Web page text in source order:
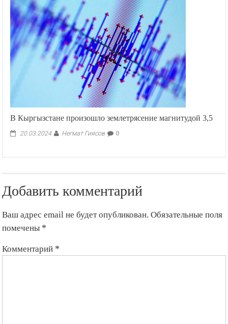
В Кыргызстане произошло землетрясение магнитудой 3,5
20.03.2024 Негмат Гиясов 0
Добавить комментарий
Ваш адрес email не будет опубликован. Обязательные поля
помечены *
Комментарий *